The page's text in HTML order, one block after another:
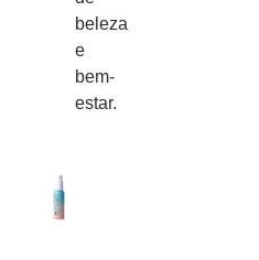
beleza
e
bem-
estar.